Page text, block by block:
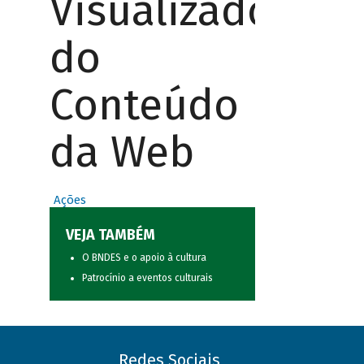
Visualizador
do
Conteúdo
da Web
Ações
VEJA TAMBÉM
O BNDES e o apoio à cultura
Patrocínio a eventos culturais
Redes Sociais